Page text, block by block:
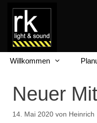
Zum
Inhalt
springen
Willkommen
Neuer
14. Mai 2020 von Heinrich